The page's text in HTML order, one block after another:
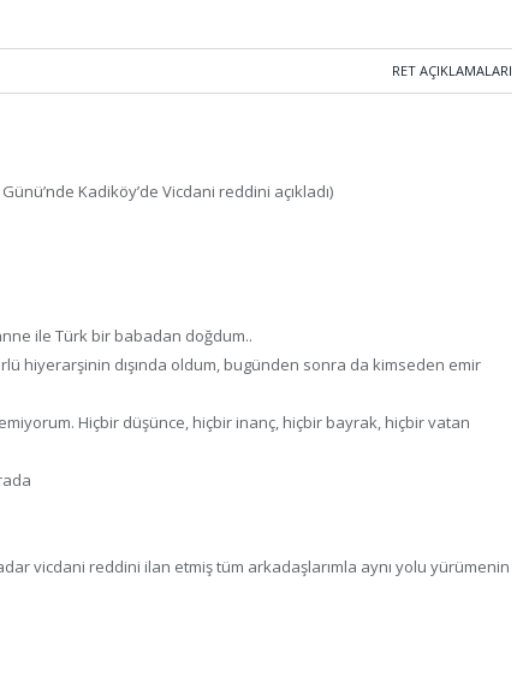
RET AÇIKLAMALARI
Kadiköy’de Vicdani reddini açıkladı)
ile Türk bir babadan doğdum..
hiyerarşinin dışında oldum, bugünden sonra da kimseden emir
Hiçbir düşünce, hiçbir inanç, hiçbir bayrak, hiçbir vatan
vicdani reddini ilan etmiş tüm arkadaşlarımla aynı yolu yürümenin